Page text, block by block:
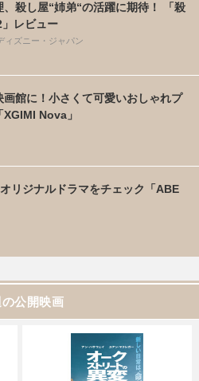
、殺し屋“姉弟“の活躍に期待！ 「殺
」レビュー
ィズニー・ジャパン
画館に！小さくて可愛いおしゃれプ
Nova」
リジナルドラマをチェック「ABE
公開映画